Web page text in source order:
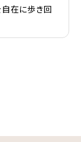
在に歩き回